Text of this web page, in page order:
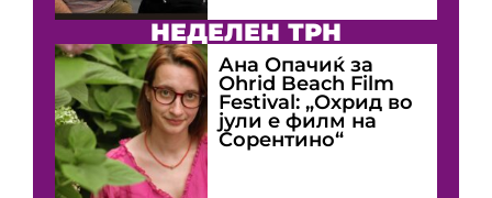
НЕДЕЛЕН ТРН
Ана Опачиќ за
Оhrid Beach Film
Festival: „Охрид во
јули е филм на
Сорентино“